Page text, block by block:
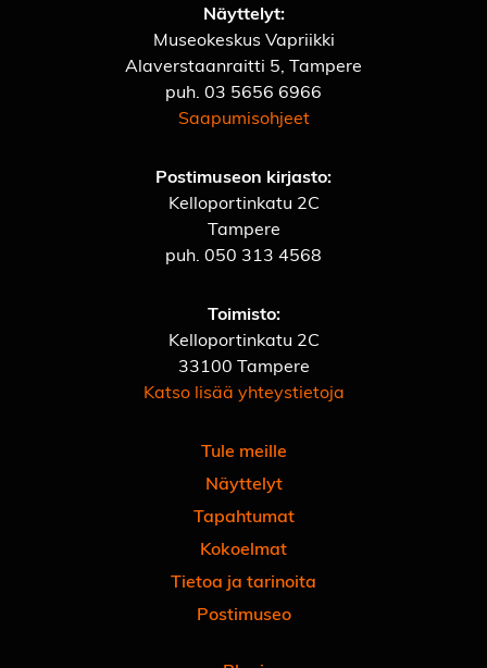
Näyttelyt:
Museokeskus Vapriikki
Alaverstaanraitti 5, Tampere
puh. 03 5656 6966
Saapumisohjeet
Postimuseon kirjasto:
Kelloportinkatu 2C
Tampere
puh. 050 313 4568
Toimisto:
Kelloportinkatu 2C
33100 Tampere
Katso lisää yhteystietoja
Tule meille
Näyttelyt
Tapahtumat
Kokoelmat
Tietoa ja tarinoita
Postimuseo